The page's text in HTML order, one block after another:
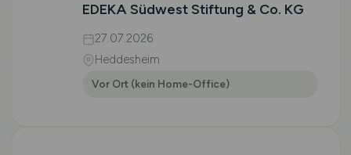
EDEKA Südwest Stiftung & Co. KG
27.07.2026
Heddesheim
Vor Ort (kein Home-Office)